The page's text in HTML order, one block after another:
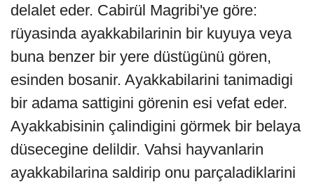
delalet eder. Cabirül Magribi'ye göre:
rüyasinda ayakkabilarinin bir kuyuya veya
buna benzer bir yere düstügünü gören,
esinden bosanir. Ayakkabilarini tanimadigi
bir adama sattigini görenin esi vefat eder.
Ayakkabisinin çalindigini görmek bir belaya
düsecegine delildir. Vahsi hayvanlarin
ayakkabilarina saldirip onu parçaladiklarini